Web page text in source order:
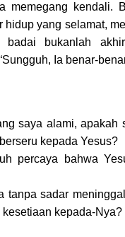
memegang kendali.
hidup yang selamat,
badai bukanlah
Ia benar-
saya alami,
kepada Yesus?
percaya bahwa
tanpa sadar
kepada-Nya?